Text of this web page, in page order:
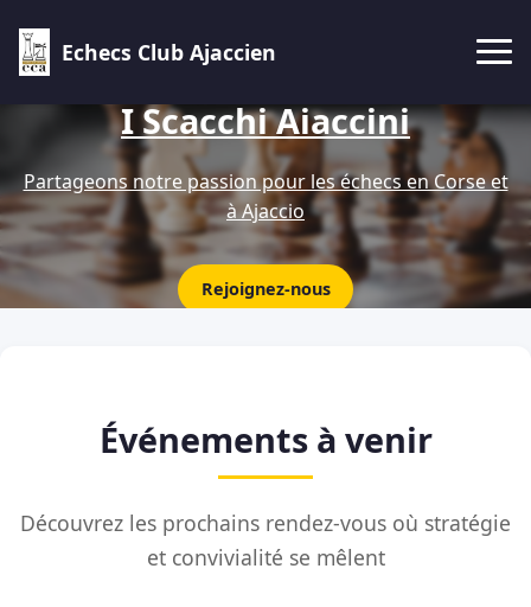
Echecs Club Ajaccien
I Scacchi Aiaccini
Partageons notre passion pour les échecs en Corse et
à Ajaccio
Rejoignez-nous
Événements à venir
Découvrez les prochains rendez-vous où stratégie
et convivialité se mêlent